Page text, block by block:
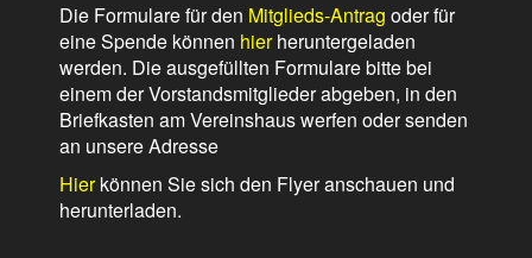
Die Formulare für den Mitglieds-Antrag oder für
eine Spende können hierheruntergeladen
werden. Die ausgefüllten Formulare bitte bei
einem der Vorstandsmitglieder abgeben, in den
Briefkasten am Vereinshaus werfen oder senden
an unsere Adresse
Hierkönnen Sie sich den Flyer anschauen und
herunterladen.